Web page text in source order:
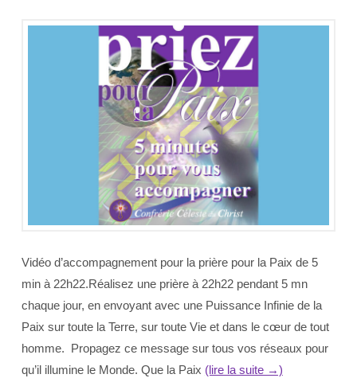
Vidéo d’accompagnement pour la prière pour la Paix de 5
min à 22h22.Réalisez une prière à 22h22 pendant 5 mn
chaque jour, en envoyant avec une Puissance Infinie de la
Paix sur toute la Terre, sur toute Vie et dans le cœur de tout
homme. Propagez ce message sur tous vos réseaux pour
qu’il illumine le Monde. Que la Paix (lire la suite →)